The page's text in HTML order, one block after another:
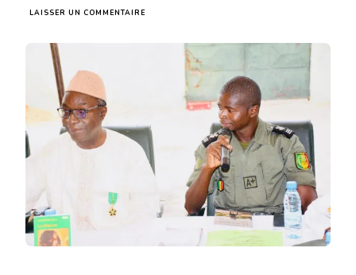
LAISSER UN COMMENTAIRE
𝐝𝐞
𝐋𝐢𝐛𝐞𝐫𝐭𝐞́
𝐕I